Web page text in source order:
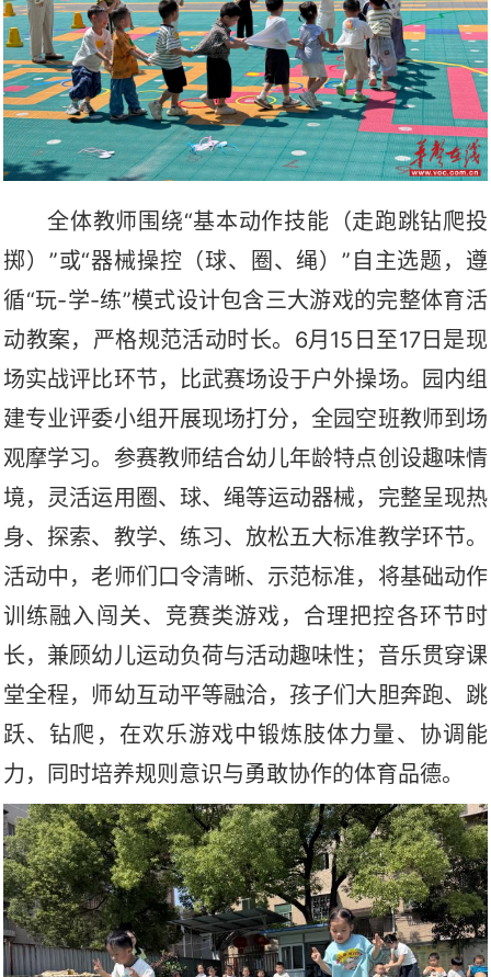
全体教师围绕“基本动作技能（走跑跳钻爬投
掷）”或“器械操控（球、圈、绳）”自主选题，遵
循“玩-学-练”模式设计包含三大游戏的完整体育活
动教案，严格规范活动时长。6月15日至17日是现
场实战评比环节，比武赛场设于户外操场。园内组
建专业评委小组开展现场打分，全园空班教师到场
观摩学习。参赛教师结合幼儿年龄特点创设趣味情
境，灵活运用圈、球、绳等运动器械，完整呈现热
身、探索、教学、练习、放松五大标准教学环节。
活动中，老师们口令清晰、示范标准，将基础动作
训练融入闯关、竞赛类游戏，合理把控各环节时
长，兼顾幼儿运动负荷与活动趣味性；音乐贯穿课
堂全程，师幼互动平等融洽，孩子们大胆奔跑、跳
跃、钻爬，在欢乐游戏中锻炼肢体力量、协调能
力，同时培养规则意识与勇敢协作的体育品德。